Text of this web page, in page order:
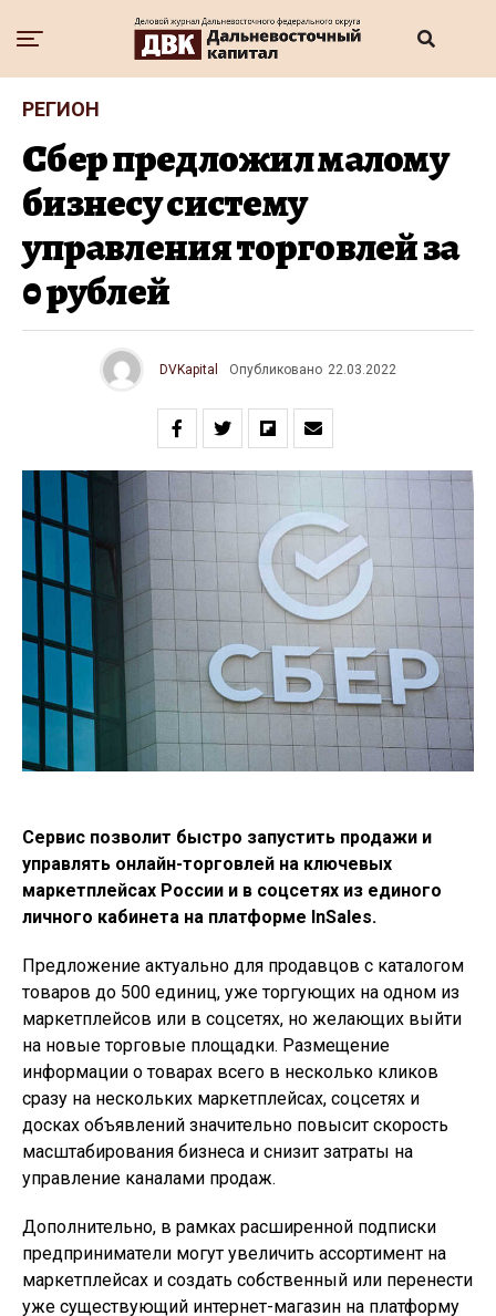
РЕГИОН
Сбер предложил малому
бизнесу систему
управления торговлей за
0 рублей
DVKapital Опубликовано 22.03.2022
Сервис позволит быстро запустить продажи и
управлять онлайн-торговлей на ключевых
маркетплейсах России и в соцсетях из единого
личного кабинета на платформе InSales.
Предложение актуально для продавцов с каталогом
товаров до 500 единиц, уже торгующих на одном из
маркетплейсов или в соцсетях, но желающих выйти
на новые торговые площадки. Размещение
информации о товарах всего в несколько кликов
сразу на нескольких маркетплейсах, соцсетях и
досках объявлений значительно повысит скорость
масштабирования бизнеса и снизит затраты на
управление каналами продаж.
Дополнительно, в рамках расширенной подписки
предприниматели могут увеличить ассортимент на
маркетплейсах и создать собственный или перенести
уже существующий интернет-магазин на платформу